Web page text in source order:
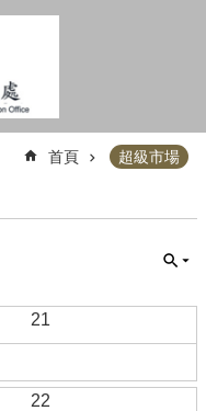
首頁 超級市場
21
22